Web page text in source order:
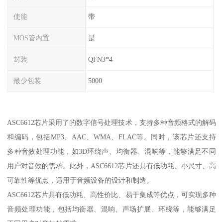
使能 带
MOS管内置 是
封装 QFN3*4
最少包装 5000
ASC6612芯片采用了的数字信号处理技术，支持多种音频格式的解码
和编码，包括MP3、AAC、WMA、FLAC等。同时，该芯片还支持
多种音效处理功能，如3D环绕声、均衡器、混响等，能够满足不同
用户对音效的需求。此外，ASC6612芯片还具有低功耗、小尺寸、高
可靠性等优点，适用于音频设备的设计和制造。
ASC6612芯片具有低功耗、高性价比、易于集成等优点，可实现多种
音频处理功能，包括均衡器、混响、声场扩展、环绕等，能够满足